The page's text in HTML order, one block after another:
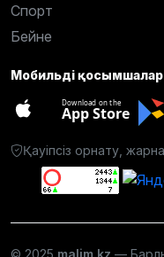
Спорт
Бейне
Мобильді қосымшалар
Download on the
App Store
Қауіпсіз орнату,
© 2025 malim.kz —